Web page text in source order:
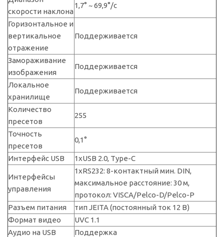
скорости наклона
1,7° ~ 69,9°/с
Горизонтальное и
вертикальное
отражение
Поддерживается
Замораживание
изображения
Поддерживается
Локальное
хранилище
Поддерживается
Количество
пресетов
255
Точность
пресетов
0,1°
Интерфейс USB 1xUSB 2.0, Type-C
Интерфейсы
управления
1xRS232: 8-контактный мин. DIN,
максимальное расстояние: 30 м,
протокол: VISCA/Pelco-D/Pelco-P
Разъем питания
тип JEITA (постоянный ток 12 В)
Формат видео
UVC 1.1
Аудио на USB
Поддержка